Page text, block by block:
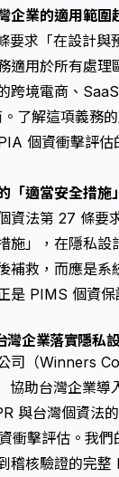
企業的適用範圍
要求「在設計與
適用於所有處理
跨境電商、
了解這項義務
個資衝擊評估
「適當安全措施
資法第 27 條要
施」，在隱私設
補救，而應是系
是 PIMS 個資
灣企業落實隱私
司（Winners
協助台灣企業導
與台灣個資法
衝擊評估。我們
稽核驗證的完